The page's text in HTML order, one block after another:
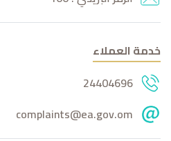
خدمة العملاء
24404696
complaints@ea.gov.om